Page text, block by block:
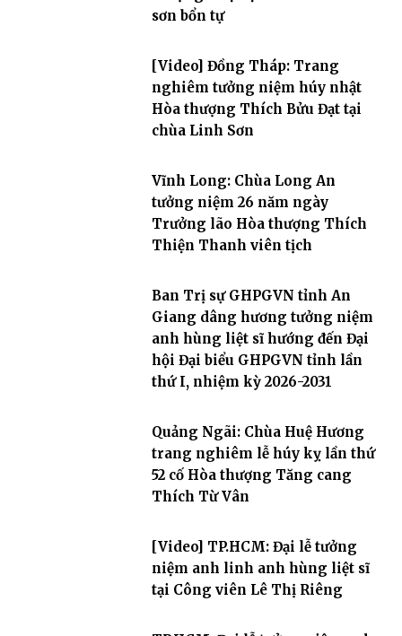
sơn bổn tự
[Video] Đồng Tháp: Trang
nghiêm tưởng niệm húy nhật
Hòa thượng Thích Bửu Đạt tại
chùa Linh Sơn
Vĩnh Long: Chùa Long An
tưởng niệm 26 năm ngày
Trưởng lão Hòa thượng Thích
Thiện Thanh viên tịch
Ban Trị sự GHPGVN tỉnh An
Giang dâng hương tưởng niệm
anh hùng liệt sĩ hướng đến Đại
hội Đại biểu GHPGVN tỉnh lần
thứ I, nhiệm kỳ 2026-2031
Quảng Ngãi: Chùa Huệ Hương
trang nghiêm lễ húy kỵ lần thứ
52 cố Hòa thượng Tăng cang
Thích Từ Vân
[Video] TP.HCM: Đại lễ tưởng
niệm anh linh anh hùng liệt sĩ
tại Công viên Lê Thị Riêng